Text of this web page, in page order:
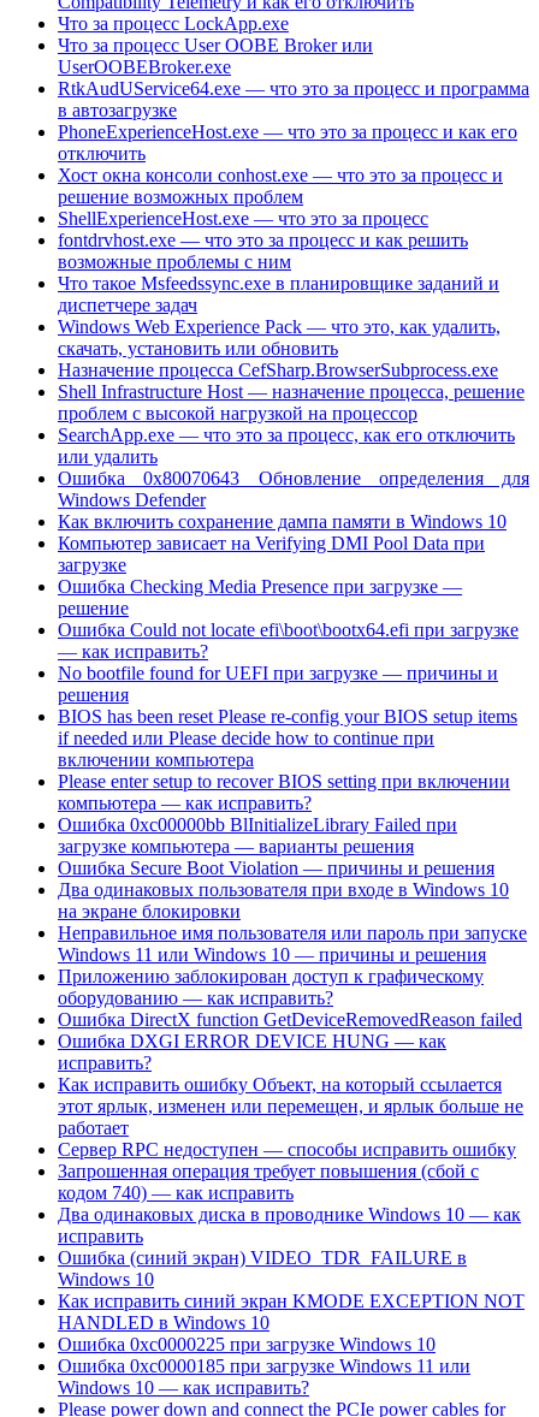
Что за процесс LockApp.exe
Что за процесс User OOBE Broker или
UserOOBEBroker.exe
RtkAudUService64.exe — что это за процесс и программа
в автозагрузке
PhoneExperienceHost.exe — что это за процесс и как его
отключить
Хост окна консоли conhost.exe — что это за процесс и
решение возможных проблем
ShellExperienceHost.exe — что это за процесс
fontdrvhost.exe — что это за процесс и как решить
возможные проблемы с ним
Что такое Msfeedssync.exe в планировщике заданий и
диспетчере задач
Windows Web Experience Pack — что это, как удалить,
скачать, установить или обновить
Назначение процесса CefSharp.BrowserSubprocess.exe
Shell Infrastructure Host — назначение процесса, решение
проблем с высокой нагрузкой на процессор
SearchApp.exe — что это за процесс, как его отключить
или удалить
Ошибка 0x80070643 Обновление определения для
Windows Defender
Как включить сохранение дампа памяти в Windows 10
Компьютер зависает на Verifying DMI Pool Data при
загрузке
Ошибка Checking Media Presence при загрузке —
решение
Ошибка Could not locate efi\boot\bootx64.efi при загрузке
— как исправить?
No bootfile found for UEFI при загрузке — причины и
решения
BIOS has been reset Please re-config your BIOS setup items
if needed или Please decide how to continue при
включении компьютера
Please enter setup to recover BIOS setting при включении
компьютера — как исправить?
Ошибка 0xc00000bb BlInitializeLibrary Failed при
загрузке компьютера — варианты решения
Ошибка Secure Boot Violation — причины и решения
Два одинаковых пользователя при входе в Windows 10
на экране блокировки
Неправильное имя пользователя или пароль при запуске
Windows 11 или Windows 10 — причины и решения
Приложению заблокирован доступ к графическому
оборудованию — как исправить?
Ошибка DirectX function GetDeviceRemovedReason failed
Ошибка DXGI ERROR DEVICE HUNG — как
исправить?
Как исправить ошибку Объект, на который ссылается
этот ярлык, изменен или перемещен, и ярлык больше не
работает
Сервер RPC недоступен — способы исправить ошибку
Запрошенная операция требует повышения (сбой с
кодом 740) — как исправить
Два одинаковых диска в проводнике Windows 10 — как
исправить
Ошибка (синий экран) VIDEO_TDR_FAILURE в
Windows 10
Как исправить синий экран KMODE EXCEPTION NOT
HANDLED в Windows 10
Ошибка 0xc0000225 при загрузке Windows 10
Ошибка 0xc0000185 при загрузке Windows 11 или
Windows 10 — как исправить?
Please power down and connect the PCIe power cables for